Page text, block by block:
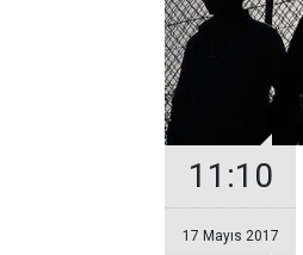
11:10
17 Mayıs 2017